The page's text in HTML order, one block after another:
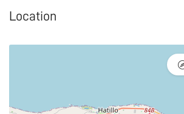
Location